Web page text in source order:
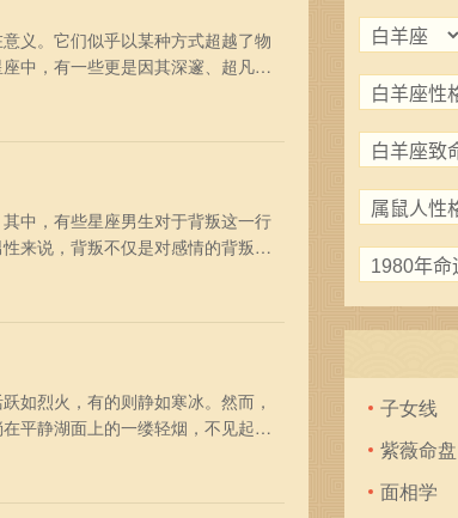
义。它们似乎以某种方式超越了物
中，有一些更是因其深邃、超凡的
中，有些星座男生对于背叛这一行
来说，背叛不仅是对感情的背叛，
烈火，有的则静如寒冰。然而，
平静湖面上的一缕轻烟，不见起
子女线
紫薇命盘
面相学